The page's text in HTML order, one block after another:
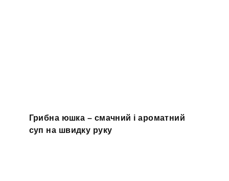
Грибна юшка – смачний і ароматний
суп на швидку руку